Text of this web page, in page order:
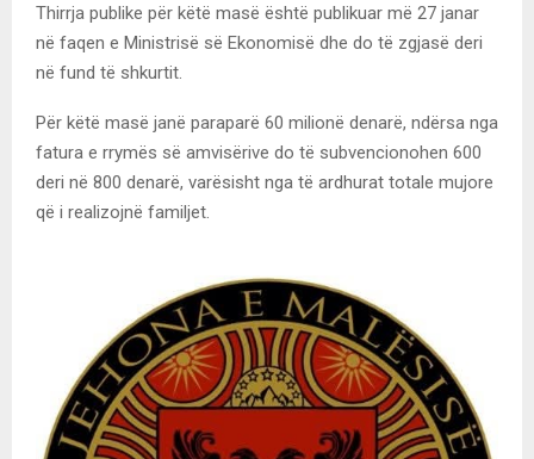
Thirrja publike për këtë masë është publikuar më 27 janar
në faqen e Ministrisë së Ekonomisë dhe do të zgjasë deri
në fund të shkurtit.
Për këtë masë janë paraparë 60 milionë denarë, ndërsa nga
fatura e rrymës së amvisërive do të subvencionohen 600
deri në 800 denarë, varësisht nga të ardhurat totale mujore
që i realizojnë familjet.